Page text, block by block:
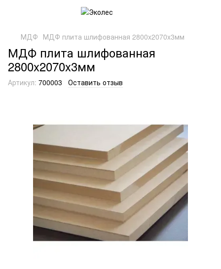
МДФ МДФ плита шлифованная 2800x2070x3мм
МДФ плита шлифованная
2800x2070x3мм
Артикул: 700003 Оставить отзыв